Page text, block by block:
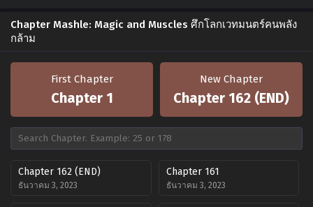
Chapter Mashle: Magic and Muscles ศึกโลกเวทมนตร์คนพลัง
กล้าม
First Chapter
Chapter 1
New Chapter
Chapter 162 (END)
Chapter 162 (END)
ธันวาคม 3, 2023
Chapter 161
ธันวาคม 3, 2023